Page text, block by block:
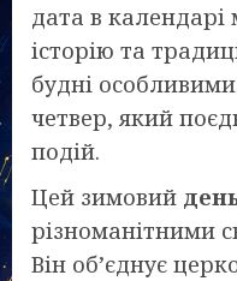
дата в календарі
історію та
будні
четвер, який
подій.
Цей зимовий
різноманітними
Він об’єднує